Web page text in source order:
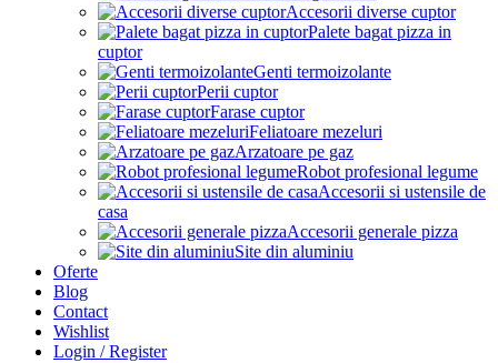
Accesorii diverse cuptor
Palete bagat pizza in
cuptor
Genti termoizolante
Perii cuptor
Farase cuptor
Feliatoare mezeluri
Arzatoare pe gaz
Robot profesional legume
Accesorii si ustensile de
casa
Accesorii generale pizza
Site din aluminiu
Oferte
Blog
Contact
Wishlist
Login / Register